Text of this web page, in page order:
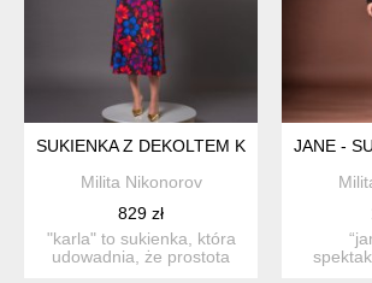
SUKIENKA Z DEKOLTEM KARO - KARLA
Milita Nikonorov
829 zł
"karla" to sukienka, która
udowadnia, że prostota
JANE -